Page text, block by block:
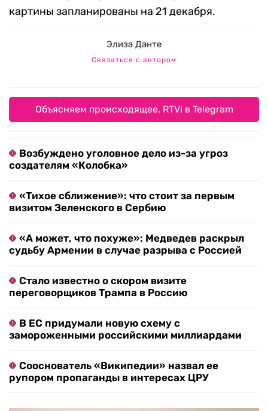
картины запланированы на 21 декабря.
Элиза Данте
Связаться с автором
Объясняем происходящее. RTVI в Telegram
Возбуждено уголовное дело из-за угроз
создателям «Колобка»
«Тихое сближение»: что стоит за первым
визитом Зеленского в Сербию
«А может, что похуже»: Медведев раскрыл
судьбу Армении в случае разрыва с Россией
Стало известно о скором визите
переговорщиков Трампа в Россию
В ЕС придумали новую схему с
замороженными российскими миллиардами
Сооснователь «Википедии» назвал ее
рупором пропаганды в интересах ЦРУ